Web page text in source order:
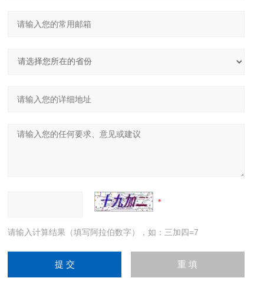
请输入计算结果（填写阿拉伯数字），如：三加四=7